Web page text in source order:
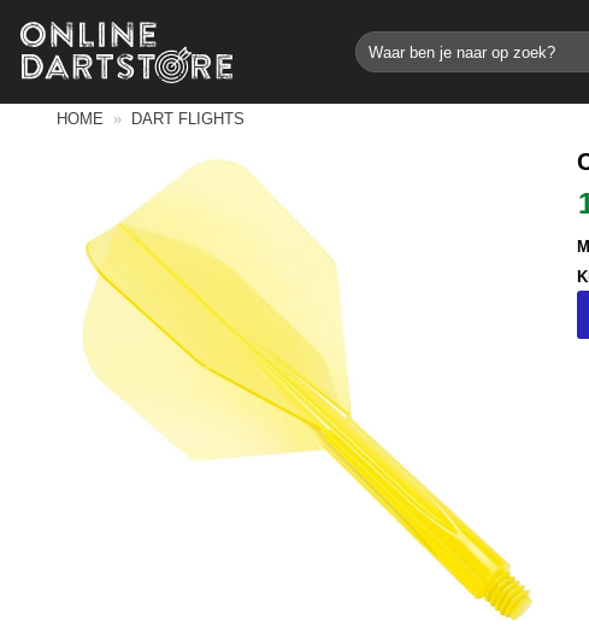
naar
inhoud
Zoeken
naar:
HOME » DART FLIGHTS